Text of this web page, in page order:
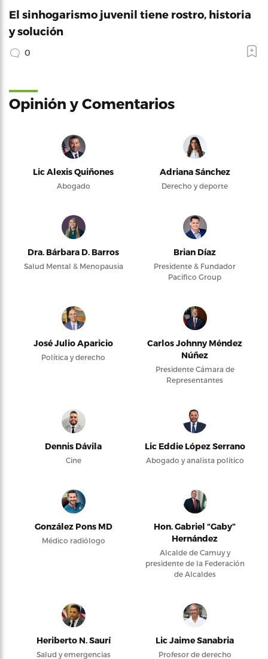
El sinhogarismo juvenil tiene rostro, historia
y solución
0
Opinión y Comentarios
Lic Alexis Quiñones
Abogado
Adriana Sánchez
Derecho y deporte
Dra. Bárbara D. Barros
Salud Mental & Menopausia
Brian Díaz
Presidente & Fundador
Pacifico Group
José Julio Aparicio
Política y derecho
Carlos Johnny Méndez
Núñez
Presidente Cámara de
Representantes
Dennis Dávila
Cine
Lic Eddie López Serrano
Abogado y analista político
González Pons MD
Médico radiólogo
Hon. Gabriel “Gaby”
Hernández
Alcalde de Camuy y
presidente de la Federación
de Alcaldes
Heriberto N. Saurí
Salud y emergencias
Lic Jaime Sanabria
Profesor de derecho